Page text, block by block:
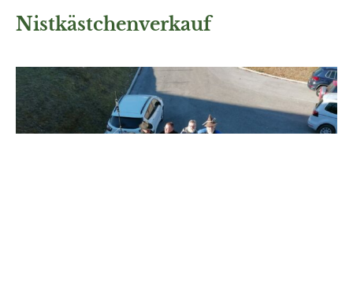
Nistkästchenverkauf